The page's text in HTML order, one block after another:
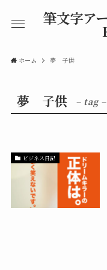
筆文字ア
ホーム 夢 子供
夢 子供 – tag –
ビジネス日記